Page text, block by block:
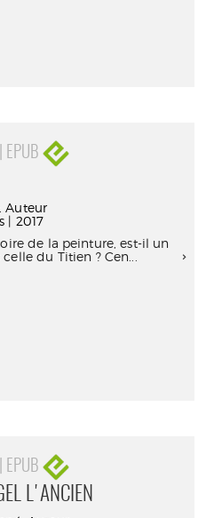
EPUB
Auteur
| 2017
de la peinture, est-il un
du Titien ? Cen...
EPUB
L'ANCIEN